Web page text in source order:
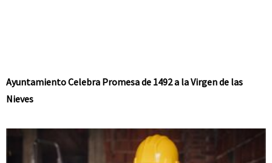
Ayuntamiento Celebra Promesa de 1492 a la Virgen de las
Nieves